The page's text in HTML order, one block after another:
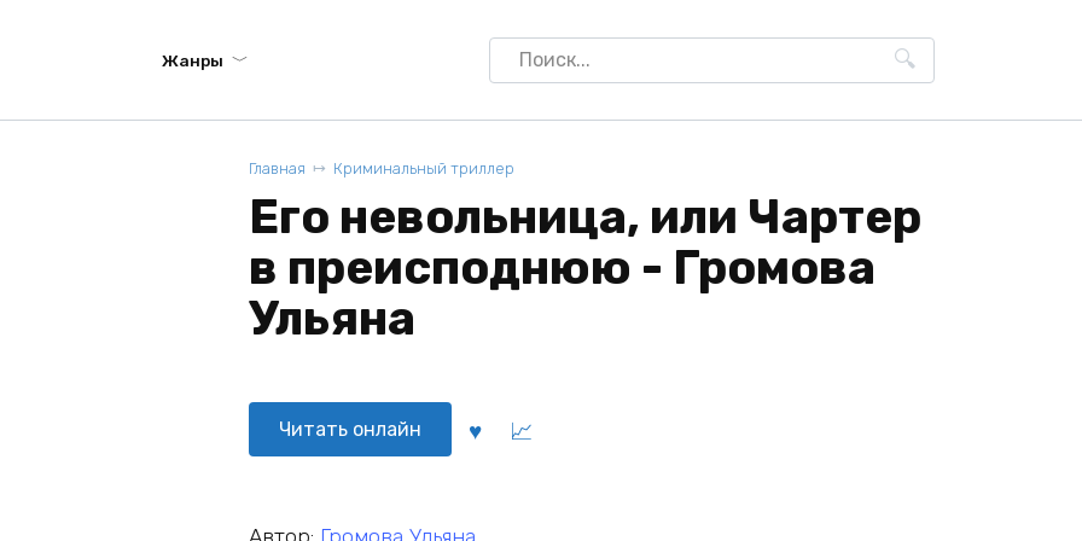
Жанры
Search
for:
Главная Криминальный триллер
Его невольница, или Чартер
в преисподнюю - Громова
Ульяна
Читать онлайн
Автор: Громова Ульяна